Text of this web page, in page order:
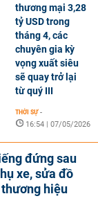
thương mại 3,28
tỷ USD trong
tháng 4, các
chuyên gia kỳ
vọng xuất siêu
sẽ quay trở lại
từ quý III
THỜI SỰ -
16:54 | 07/05/2026
đứng sau
xe, sửa đồ
hiệu